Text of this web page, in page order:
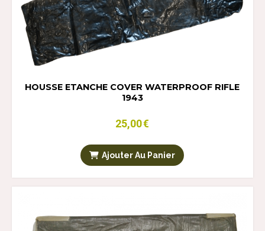
HOUSSE ETANCHE COVER WATERPROOF RIFLE
1943
25,00€
Ajouter Au Panier